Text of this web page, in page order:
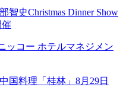
智史Christmas Dinner Show
ッコー ホテルマネジメン
国料理「桂林」8月29日